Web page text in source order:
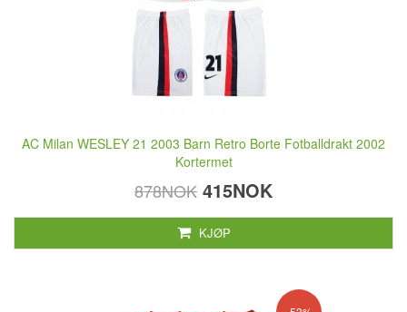
AC Milan WESLEY 21 2003 Barn Retro Borte Fotballdrakt 2002
Kortermet
878NOK 415NOK
KJØP